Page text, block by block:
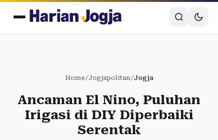
Home/Jogjapolitan/Jogja
Ancaman El Nino, Puluhan
Irigasi di DIY Diperbaiki
Serentak